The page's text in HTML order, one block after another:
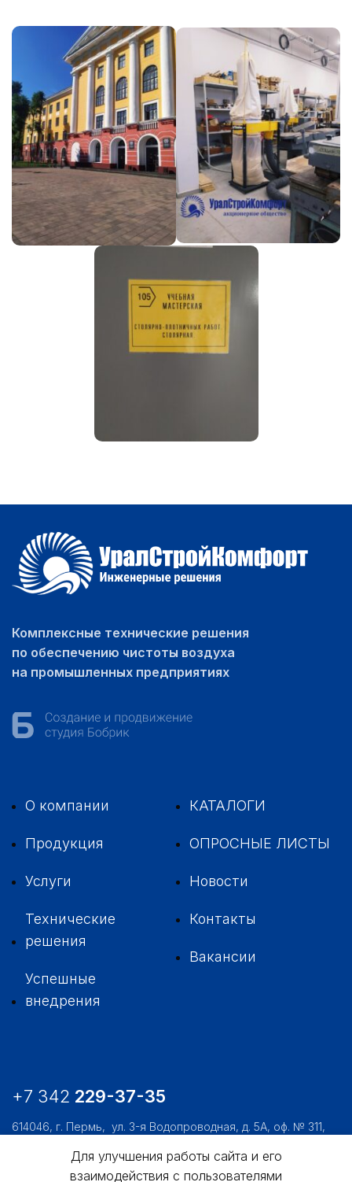
Комплексные технические решения
по обеспечению чистоты воздуха
на промышленных предприятиях
О компании
Продукция
Услуги
Технические
решения
Успешные
внедрения
КАТАЛОГИ
ОПРОСНЫЕ ЛИСТЫ
Новости
Контакты
Вакансии
+7 342 229-37-35
614046, г. Пермь, ул. 3-я Водопроводная, д. 5А, оф. № 311,
usk@usk.perm.ruДля улучшения работы сайта и его
взаимодействия с пользователями